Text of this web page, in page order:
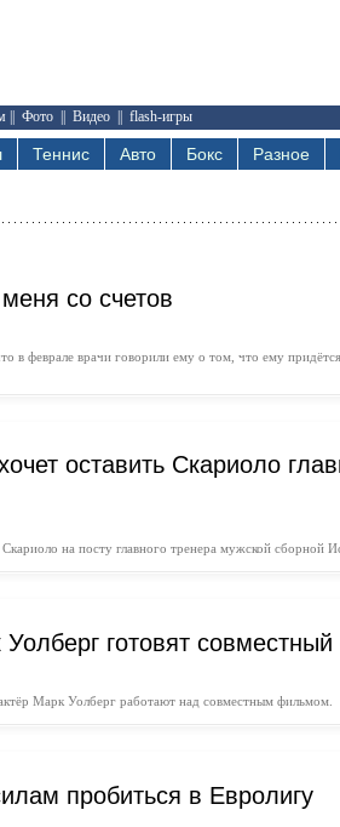
Фото Видео flash-игры
Теннис Авто Бокс Разное
со счетов
феврале врачи говорили ему о том, что ему придётся
оставить Скариоло
на посту главного тренера мужской сборной
готовят
Марк Уолберг работают над совместным фильмом.
пробиться в Евролигу